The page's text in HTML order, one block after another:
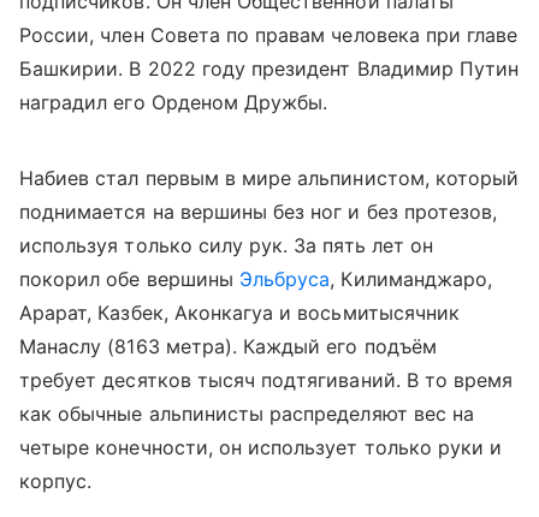
России, член Совета по правам человека при главе
Башкирии. В 2022 году президент Владимир Путин
наградил его Орденом Дружбы.
Набиев стал первым в мире альпинистом, который
поднимается на вершины без ног и без протезов,
используя только силу рук. За пять лет он
покорил обе вершины Эльбруса, Килиманджаро,
Арарат, Казбек, Аконкагуа и восьмитысячник
Манаслу (8163 метра). Каждый его подъём
требует десятков тысяч подтягиваний. В то время
как обычные альпинисты распределяют вес на
четыре конечности, он использует только руки и
корпус.